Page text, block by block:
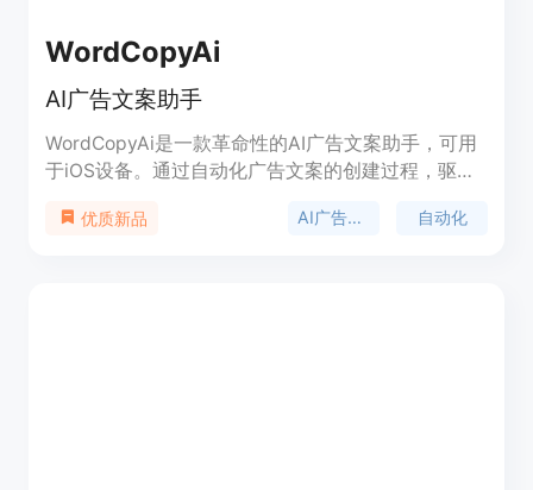
WordCopyAi
AI广告文案助手
WordCopyAi是一款革命性的AI广告文案助手，可用
于iOS设备。通过自动化广告文案的创建过程，驱动
术，提高您的营销能力。
优质新品 AI广告文案 自动化